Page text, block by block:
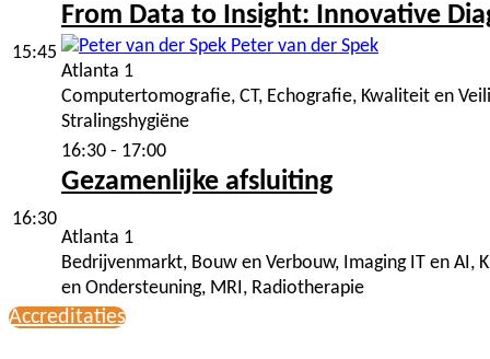
15:45
From Data to Insight: Innovative
Peter van der Spek
Atlanta 1
Computertomografie, CT, Echografie, Kwaliteit en
Stralingshygiëne
16:30
16:30 - 17:00
Gezamenlijke afsluiting
Atlanta 1
Bedrijvenmarkt, Bouw en Verbouw, Imaging IT en AI,
en Ondersteuning, MRI, Radiotherapie
Accreditaties